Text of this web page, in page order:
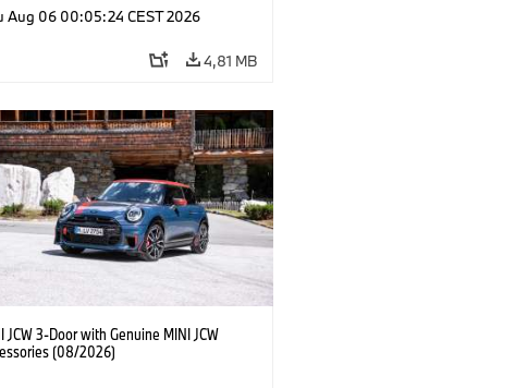
Opcionais, Acessórios
Aug 06 00:05:24 CEST 2026
4,81 MB
JCW 3-Door with Genuine MINI JCW
(08/2026)